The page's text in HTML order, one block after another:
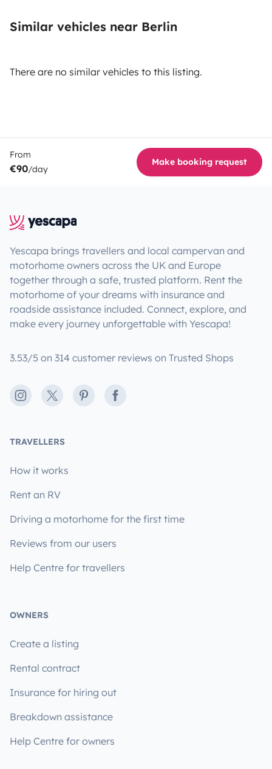
Similar vehicles near Berlin
There are no similar vehicles to this listing.
From
€90/day
Make booking request
Yescapa brings travellers and local campervan and
motorhome owners across the UK and Europe
together through a safe, trusted platform. Rent the
motorhome of your dreams with insurance and
roadside assistance included. Connect, explore, and
make every journey unforgettable with Yescapa!
3.53/5 on 314 customer reviews on Trusted Shops
Instagram
X PinterestFacebook
TRAVELLERS
How it works
Rent an RV
Driving a motorhome for the first time
Reviews from our users
Help Centre for travellers
OWNERS
Create a listing
Rental contract
Insurance for hiring out
Breakdown assistance
Help Centre for owners